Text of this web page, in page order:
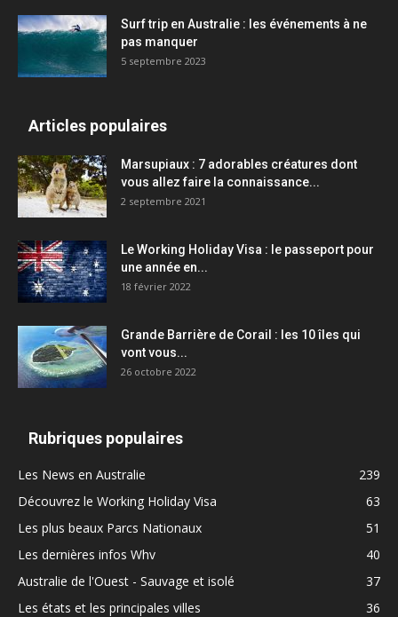
Surf trip en Australie : les événements à ne
pas manquer
5 septembre 2023
Articles populaires
Marsupiaux : 7 adorables créatures dont
vous allez faire la connaissance...
2 septembre 2021
Le Working Holiday Visa : le passeport pour
une année en...
18 février 2022
Grande Barrière de Corail : les 10 îles qui
vont vous...
26 octobre 2022
Rubriques populaires
Les News en Australie
239
Découvrez le Working Holiday Visa
63
Les plus beaux Parcs Nationaux
51
Les dernières infos Whv
40
Australie de l'Ouest - Sauvage et isolé
37
Les états et les principales villes
36